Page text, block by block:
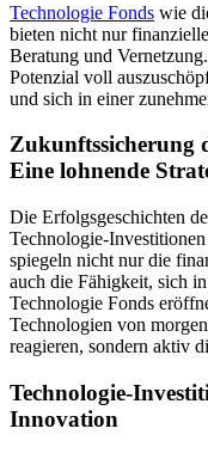
Technologie Fonds wie
bieten nicht nur
Beratung und
Potenzial voll
und sich in einer
Zukunftssicherung
Eine lohnende
Die Erfolgsgeschichten
Technologie-
spiegeln nicht nur die
auch die Fähigkeit, sich
Technologie Fonds
Technologien von
reagieren, sondern aktiv
Technologie-
Innovation